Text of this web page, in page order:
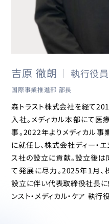
吉原 徹朗 執行役員
国際事業推進部 部長
森トラスト株式会社を経て
入社。メディカル本部にて
事。2022年よりメディカル
に就任し、株式会社ディー・
ス社の設立に貢献。設立後
て発展に尽力。2025年1月
設立に伴い代表取締役社長に
ンスト・メディカル・ケア 執行